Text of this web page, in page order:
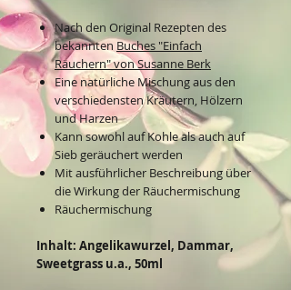
Nach den Original Rezepten des
bekannten Buches "Einfach
Räuchern" von Susanne Berk
Eine natürliche Mischung aus den
verschiedensten Kräutern, Hölzern
und Harzen
Kann sowohl auf Kohle als auch auf
Sieb geräuchert werden
Mit ausführlicher Beschreibung über
die Wirkung der Räuchermischung
Räuchermischung
Inhalt: Angelikawurzel, Dammar,
Sweetgrass u.a., 50ml